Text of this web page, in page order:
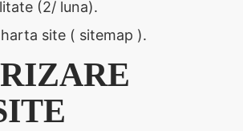
(2/ luna).
site ( sitemap ).